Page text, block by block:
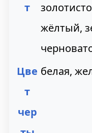
т
жёлтый,
Цве
т
чер
белая,